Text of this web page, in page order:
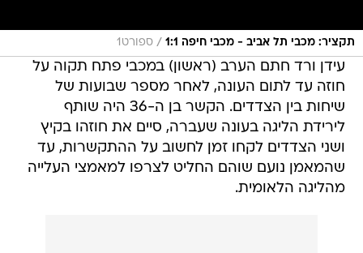
תקציר: מכבי תל אביב - מכבי חיפה 1:1 / ספורט1
עידן ורד חתם הערב (ראשון) במכבי פתח תקוה על
חוזה עד לתום העונה, לאחר מספר שבועות של
שיחות בין הצדדים. הקשר בן ה-36 היה שותף
לירידת הליגה בעונה שעברה, סיים את חוזהו בקיץ
ושני הצדדים לקחו זמן לחשוב על ההתקשרות, עד
שהמאמן נועם שוהם החליט לצרפו למאמצי העלייה
מהליגה הלאומית.